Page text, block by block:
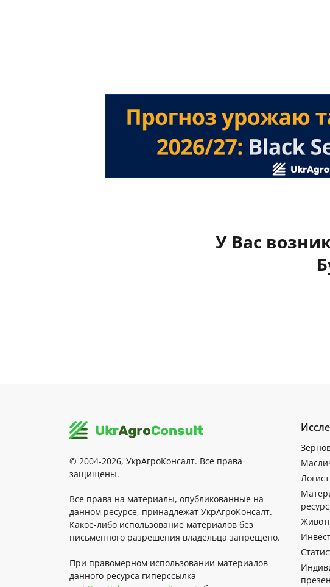
У Вас
© 2004-2026, УкрАгроКонсалт. Все права
защищены.
Все права на материалы, опубликованные на
данном ресурсе, принадлежат УкрАгроКонсалт.
Какое-либо использование материалов без
письменного разрешения владельца запрещено.
При правомерном использовании материалов
данного ресурса гиперссылка